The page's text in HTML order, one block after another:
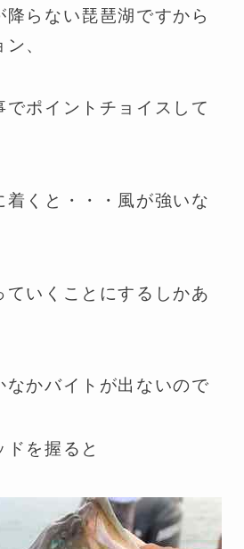
らない琵琶湖ですから
、
でポイントチョイスして
着くと・・・風が強いな
ていくことにするしかあ
なかバイトが出ないので
を握ると